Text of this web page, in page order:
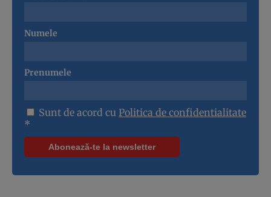
Numele
Prenumele
Sunt de acord cu Politica de confidentialitate
*